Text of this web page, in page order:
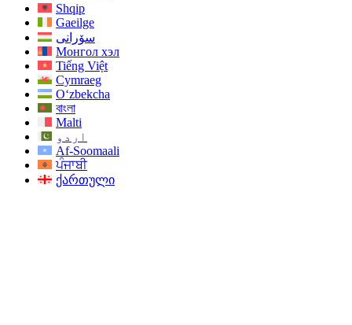
Shqip
Gaeilge
سۆرانی
Монгол хэл
Tiếng Việt
Cymraeg
O‘zbekcha
বাংলা
Malti
اردو
Af-Soomaali
ਪੰਜਾਬੀ
ქართული